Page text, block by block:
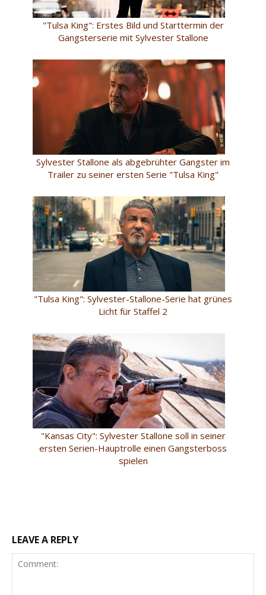
"Tulsa King": Erstes Bild und Starttermin der
Gangsterserie mit Sylvester Stallone
Sylvester Stallone als abgebrühter Gangster im
Trailer zu seiner ersten Serie "Tulsa King"
"Tulsa King": Sylvester-Stallone-Serie hat grünes
Licht für Staffel 2
"Kansas City": Sylvester Stallone soll in seiner
ersten Serien-Hauptrolle einen Gangsterboss
spielen
LEAVE A REPLY